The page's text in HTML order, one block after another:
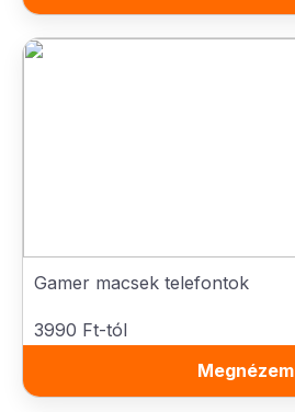
Gamer macsek telefontok
3990 Ft-tól
Megnézem